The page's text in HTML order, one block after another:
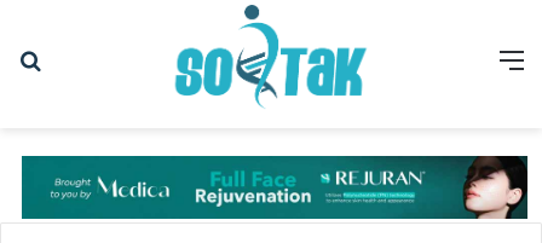
القائمة